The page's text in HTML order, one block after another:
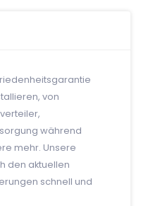
von
während
mehr. Unsere
den aktuellen
schnell und